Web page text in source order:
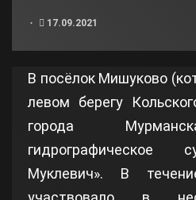
17.09.2021
В посёлок Мишуково
левом берегу
города
гидрографическое
Муклевич». В